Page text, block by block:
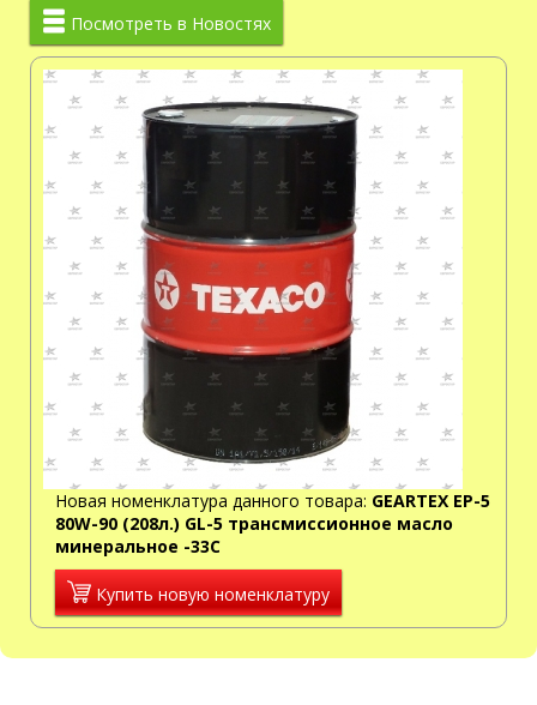
Посмотреть в Новостях
Новая номенклатура данного товара: GEARTEX EP-5
80W-90 (208л.) GL-5 трансмиссионное масло
минеральное -33С
Купить новую номенклатуру